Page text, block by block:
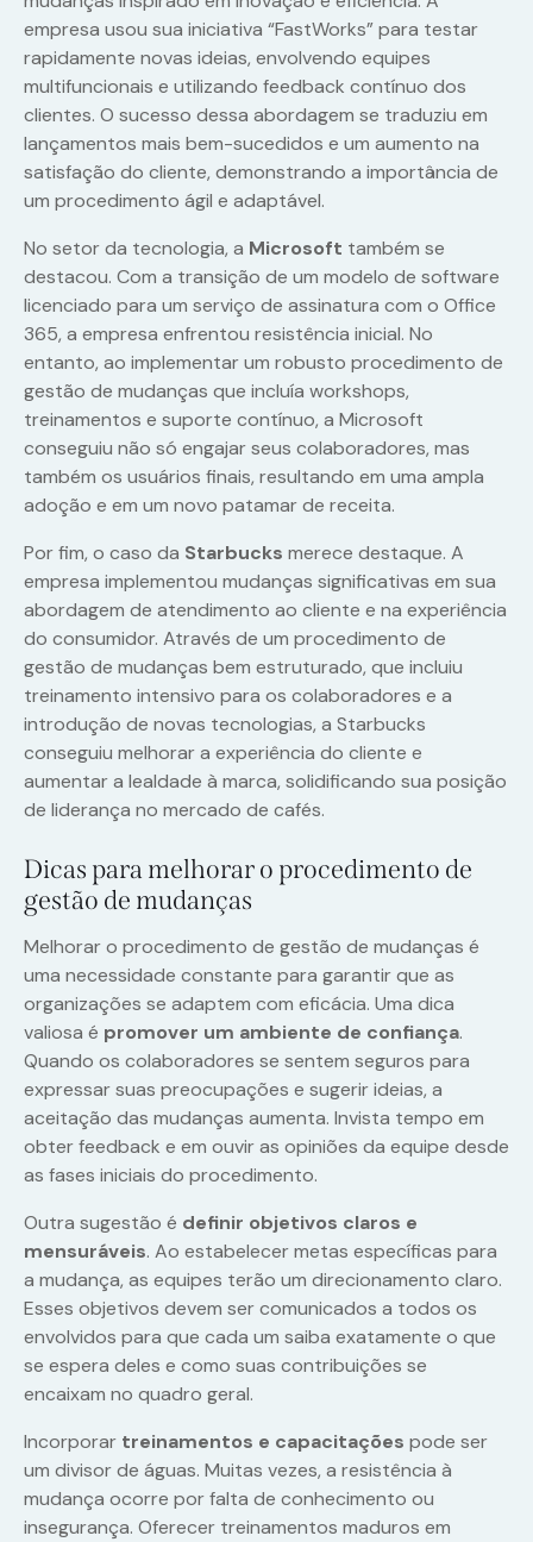
empresa usou sua iniciativa “FastWorks” para testar
rapidamente novas ideias, envolvendo equipes
multifuncionais e utilizando feedback contínuo dos
clientes. O sucesso dessa abordagem se traduziu em
lançamentos mais bem-sucedidos e um aumento na
satisfação do cliente, demonstrando a importância de
um procedimento ágil e adaptável.
No setor da tecnologia, a Microsoft também se
destacou. Com a transição de um modelo de software
licenciado para um serviço de assinatura com o Office
365, a empresa enfrentou resistência inicial. No
entanto, ao implementar um robusto procedimento de
gestão de mudanças que incluía workshops,
treinamentos e suporte contínuo, a Microsoft
conseguiu não só engajar seus colaboradores, mas
também os usuários finais, resultando em uma ampla
adoção e em um novo patamar de receita.
Por fim, o caso da Starbucks merece destaque. A
empresa implementou mudanças significativas em sua
abordagem de atendimento ao cliente e na experiência
do consumidor. Através de um procedimento de
gestão de mudanças bem estruturado, que incluiu
treinamento intensivo para os colaboradores e a
introdução de novas tecnologias, a Starbucks
conseguiu melhorar a experiência do cliente e
aumentar a lealdade à marca, solidificando sua posição
de liderança no mercado de cafés.
Dicas para melhorar o procedimento de
gestão de mudanças
Melhorar o procedimento de gestão de mudanças é
uma necessidade constante para garantir que as
organizações se adaptem com eficácia. Uma dica
valiosa é promover um ambiente de confiança.
Quando os colaboradores se sentem seguros para
expressar suas preocupações e sugerir ideias, a
aceitação das mudanças aumenta. Invista tempo em
obter feedback e em ouvir as opiniões da equipe desde
as fases iniciais do procedimento.
Outra sugestão é definir objetivos claros e
mensuráveis. Ao estabelecer metas específicas para
a mudança, as equipes terão um direcionamento claro.
Esses objetivos devem ser comunicados a todos os
envolvidos para que cada um saiba exatamente o que
se espera deles e como suas contribuições se
encaixam no quadro geral.
Incorporar treinamentos e capacitações pode ser
um divisor de águas. Muitas vezes, a resistência à
mudança ocorre por falta de conhecimento ou
insegurança. Oferecer treinamentos maduros em